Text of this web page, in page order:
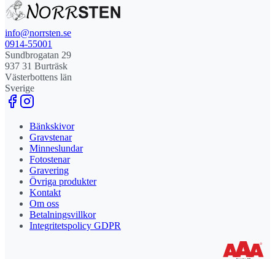
info@norrsten.se
0914-55001
Sundbrogatan 29
937 31 Burträsk
Västerbottens län
Sverige
Bänkskivor
Gravstenar
Minneslundar
Fotostenar
Gravering
Övriga produkter
Kontakt
Om oss
Betalningsvillkor
Integritetspolicy GDPR